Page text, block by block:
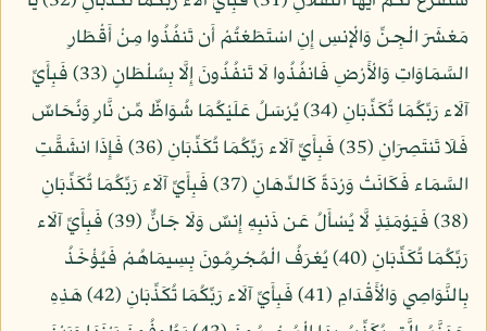
مَعْشَرَ الْجِنِّ وَالْإِنسِ إِنِ اسْتَطَعْتُمْ أَن تَنفُذُوا مِنْ أَقْطَارِ
السَّمَاوَاتِ وَالْأَرْضِ فَانفُذُوا لَا تَنفُذُونَ إِلَّا بِسُلْطَانٍ (33) فَبِأَيِّ
آلَاء رَبِّكُمَا تُكَذِّبَانِ (34) يُرْسَلُ عَلَيْكُمَا شُوَاظٌ مِّن نَّارٍ وَنُحَاسٌ
فَلَا تَنتَصِرَانِ (35) فَبِأَيِّ آلَاء رَبِّكُمَا تُكَذِّبَانِ (36) فَإِذَا انشَقَّتِ
السَّمَاء فَكَانَتْ وَرْدَةً كَالدِّهَانِ (37) فَبِأَيِّ آلَاء رَبِّكُمَا تُكَذِّبَانِ
(38) فَيَوْمَئِذٍ لَّا يُسْأَلُ عَن ذَنبِهِ إِنسٌ وَلَا جَانٌّ (39) فَبِأَيِّ آلَاء
رَبِّكُمَا تُكَذِّبَانِ (40) يُعْرَفُ الْمُجْرِمُونَ بِسِيمَاهُمْ فَيُؤْخَذُ
بِالنَّوَاصِي وَالْأَقْدَامِ (41) فَبِأَيِّ آلَاء رَبِّكُمَا تُكَذِّبَانِ (42) هَذِهِ